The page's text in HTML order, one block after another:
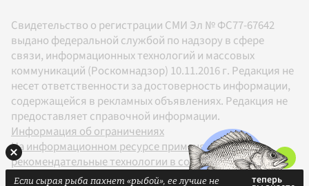
Свидетельство о регистрации СМИ Эл № ФС77-67642
выдано федеральной службой по надзору в сфере
связи, информационных технологий и массовых
коммуникаций (Роскомнадзор) 10.11.2016 г. Редакция не
несет ответственности за достоверность информации,
содержащейся в рекламных объявлениях. Редакция не
предоставляет справочной информации.
Информация об ограничениях
На информационном ресурсе применяются
рекомендательные технологии в соответствии с
Правилами
Если сырая рыба пахнет «рыбой», ее лучше не